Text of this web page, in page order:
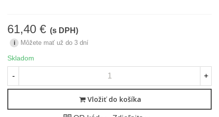
61,40 € (s DPH)
i Môžete mať už do 3 dní
Skladom
- +
Vložiť do košíka